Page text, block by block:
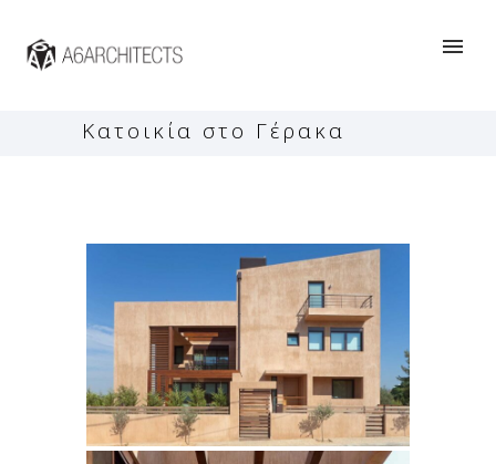
Κατοικία στο Γέρακα